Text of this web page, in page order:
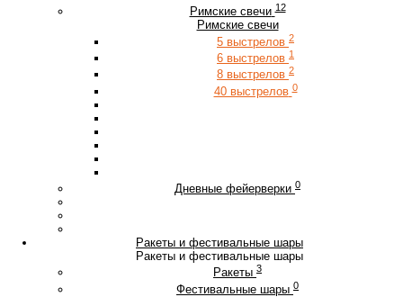
Римские свечи 12
Римские свечи
5 выстрелов 2
6 выстрелов 1
8 выстрелов 2
40 выстрелов 0
Дневные фейерверки 0
Ракеты и фестивальные шары
Ракеты и фестивальные шары
Ракеты 3
Фестивальные шары 0